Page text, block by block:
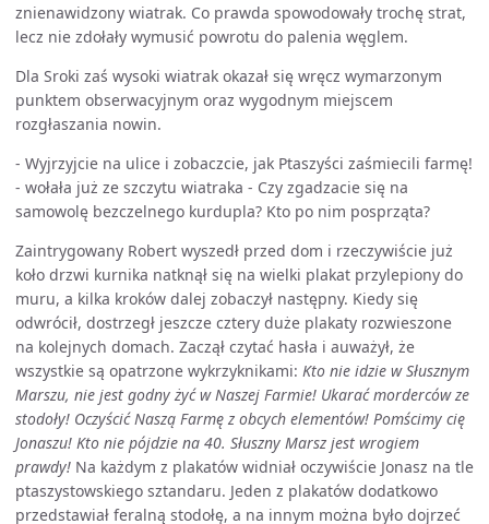
znienawidzony wiatrak. Co prawda spowodowały trochę strat,
lecz nie zdołały wymusić powrotu do palenia węglem.
Dla Sroki zaś wysoki wiatrak okazał się wręcz wymarzonym
punktem obserwacyjnym oraz wygodnym miejscem
rozgłaszania nowin.
- Wyjrzyjcie na ulice i zobaczcie, jak Ptaszyści zaśmiecili farmę!
- wołała już ze szczytu wiatraka - Czy zgadzacie się na
samowolę bezczelnego kurdupla? Kto po nim posprząta?
Zaintrygowany Robert wyszedł przed dom i rzeczywiście już
koło drzwi kurnika natknął się na wielki plakat przylepiony do
muru, a kilka kroków dalej zobaczył następny. Kiedy się
odwrócił, dostrzegł jeszcze cztery duże plakaty rozwieszone
na kolejnych domach. Zaczął czytać hasła i auważył, że
wszystkie są opatrzone wykrzyknikami: Kto nie idzie w Słusznym
Marszu, nie jest godny żyć w Naszej Farmie! Ukarać morderców ze
stodoły! Oczyścić Naszą Farmę z obcych elementów! Pomścimy cię
Jonaszu! Kto nie pójdzie na 40. Słuszny Marsz jest wrogiem
prawdy! Na każdym z plakatów widniał oczywiście Jonasz na tle
ptaszystowskiego sztandaru. Jeden z plakatów dodatkowo
przedstawiał feralną stodołę, a na innym można było dojrzeć